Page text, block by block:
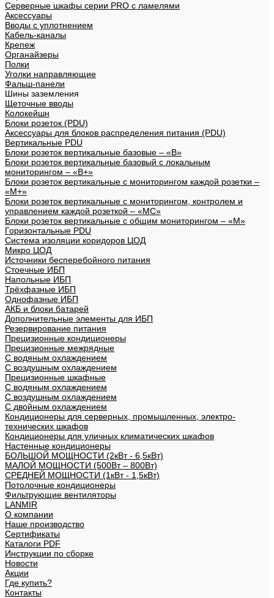
Серверные шкафы серии PRO с ламелями
Аксессуары
Вводы с уплотнением
Кабель-каналы
Крепеж
Органайзеры
Полки
Уголки направляющие
Фальш-панели
Шины заземления
Щеточные вводы
Колокейшн
Блоки розеток (PDU)
Аксессуары для блоков распределения питания (PDU)
Вертикальные PDU
Блоки розеток вертикальные базовые – «В»
Блоки розеток вертикальные базовый с локальным
мониторингом – «В+»
Блоки розеток вертикальные с мониторингом каждой розетки –
«М+»
Блоки розеток вертикальные с мониторингом, контролем и
управлением каждой розеткой – «МС»
Блоки розеток вертикальные с общим мониторингом – «М»
Горизонтальные PDU
Система изоляции коридоров ЦОД
Микро ЦОД
Источники бесперебойного питания
Стоечные ИБП
Напольные ИБП
Трёхфазные ИБП
Однофазные ИБП
АКБ и блоки батарей
Дополнительные элементы для ИБП
Резервирование питания
Прецизионные кондиционеры
Прецизионные межрядные
С водяным охлаждением
С воздушным охлаждением
Прецизионные шкафные
С водяным охлаждением
С воздушным охлаждением
С двойным охлаждением
Кондиционеры для серверных, промышленных, электро-
технических шкафов
Кондиционеры для уличных климатических шкафов
Настенные кондиционеры
БОЛЬШОЙ МОЩНОСТИ (2кВт - 6,5кВт)
МАЛОЙ МОЩНОСТИ (500Вт – 800Вт)
СРЕДНЕЙ МОЩНОСТИ (1кВт - 1,5кВт)
Потолочные кондиционеры
Фильтрующие вентиляторы
LANMIR
О компании
Наше производство
Сертификаты
Каталоги PDF
Инструкции по сборке
Новости
Акции
Где купить?
Контакты